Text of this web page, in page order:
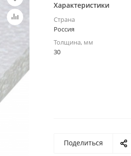
Характеристики
Страна
Россия
Толщина, мм
30
Поделиться